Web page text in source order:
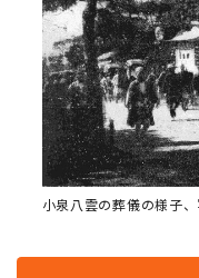
小泉八雲の葬儀の様子